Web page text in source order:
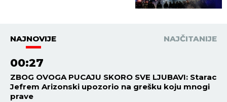
NAJNOVIJE NAJČITANIJE
00:27
ZBOG OVOGA PUCAJU SKORO SVE LJUBAVI: Starac
Jefrem Arizonski upozorio na grešku koju mnogi
prave